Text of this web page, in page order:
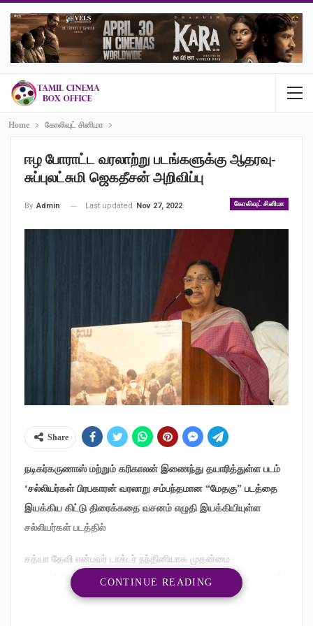
Home கோலிவுட் சினிமா
ஈழ போராட்ட வரலாற்று படங்களுக்கு ஆதரவு-
சுப்புலட்சுமி ஜெகதீசன் அறிவிப்பு
கோலிவுட் சினிமா
By Admin Last updated Nov 27, 2022
Share
நடிகர்கருணாஸ் மற்றும் கரிகாலன் இணைந்து தயாரித்துள்ள படம்
‘சல்லியர்கள் பிரபகாரன் வரலாறு சம்பந்தமான “மேதகு” படத்தை
இயக்கிய கிட்டு திரைக்கதை வசனம் எழுதி இயக்கியியுள்ள
சல்லியர்கள் படத்தில்
சத்யா தேவி என்பவர் டாக்டர் நந்தினியாக முதன்மை
கதாபாத்திரத்தில் நடித்துள்ளார். அவரது தந்தையாக கருணாஸும்,
சிங்கள ராணுவ வீரனாக திருமுருகனும் மற்றும் டாக்டர்
CONTINUE READING